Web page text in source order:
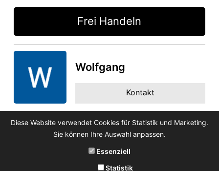
Frei Handeln
Wolfgang
Kontakt
Diese Website verwendet Cookies für Statistik und Marketing.
Sie können Ihre Auswahl anpassen.
Essenziell
Statistik